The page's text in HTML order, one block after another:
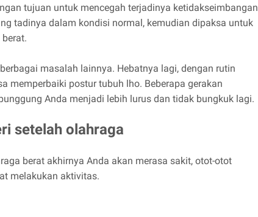
tujuan untuk mencegah terjadinya ketidakseimbangan
tadinya dalam kondisi normal, kemudian dipaksa untuk
masalah lainnya. Hebatnya lagi, dengan rutin
memperbaiki postur tubuh lho. Beberapa gerakan
Anda menjadi lebih lurus dan tidak bungkuk lagi.
setelah olahraga
berat akhirnya Anda akan merasa sakit, otot-otot
melakukan aktivitas.